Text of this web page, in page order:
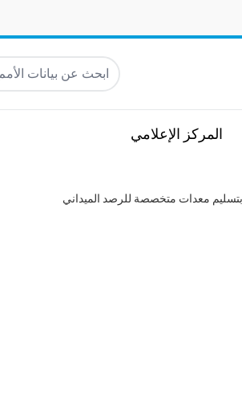
ابحث عن بيانات الأمم
المركز الإعلامي
بتسليم معدات متخصصة للرصد الميداني